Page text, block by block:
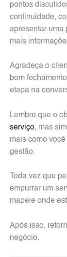
pontos
continuidade,
apresentar uma
mais
Agradeça o
bom
etapa na
Lembre que o
serviço, mas
mais como
gestão.
Toda vez que
empurrar um
mapeie onde
Após isso,
negócio.